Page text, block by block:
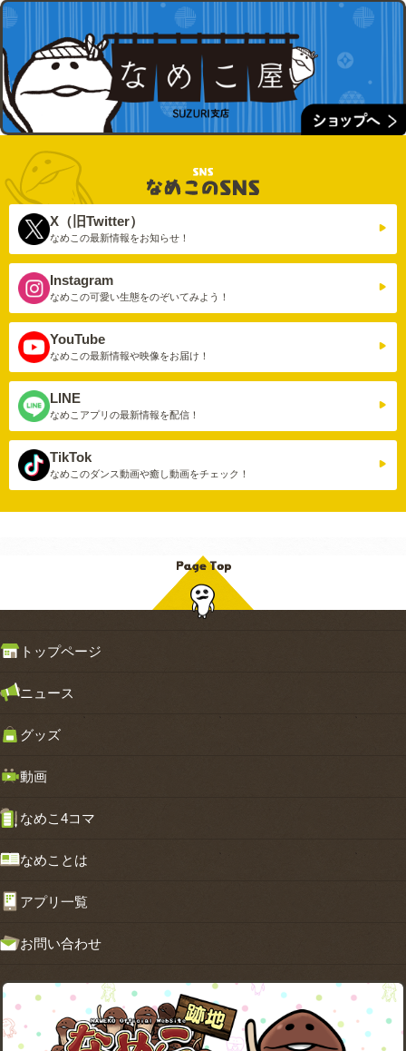
X（旧Twitter）
なめこの最新情報をお知らせ！
Instagram
なめこの可愛い生態をのぞいてみよう！
YouTube
なめこの最新情報や映像をお届け！
LINE
なめこアプリの最新情報を配信！
TikTok
なめこのダンス動画や癒し動画をチェック！
トップページ
ニュース
グッズ
動画
なめこ4コマ
なめことは
アプリ一覧
お問い合わせ